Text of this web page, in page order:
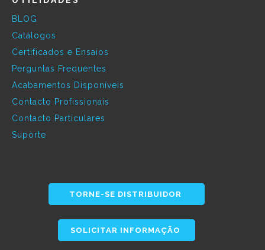
BLOG
Catálogos
Certificados e Ensaios
Perguntas Frequentes
Acabamentos Disponíveis
Contacto Profissionais
Contacto Particulares
Suporte
TORNE-SE DISTRIBUIDOR
SOLICITAR INFORMAÇÃO